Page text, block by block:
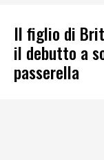
Il figlio di
il debutto a
passerella